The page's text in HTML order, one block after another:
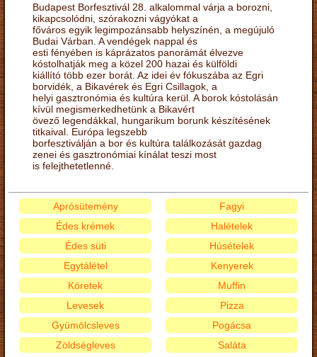
Budapest Borfesztivál 28. alkalommal várja a borozni,
kikapcsolódni, szórakozni vágyókat a
főváros egyik legimpozánsabb helyszínén, a megújuló
Budai Várban. A vendégek nappal és
esti fényében is káprázatos panorámát élvezve
kóstolhatják meg a közel 200 hazai és külföldi
kiállító több ezer borát. Az idei év fókuszába az Egri
borvidék, a Bikavérek és Egri Csillagok, a
helyi gasztronómia és kultúra kerül. A borok kóstolásán
kívül megismerkedhetünk a Bikavért
övező legendákkal, hungarikum borunk készítésének
titkaival. Európa legszebb
borfesztiválján a bor és kultúra találkozását gazdag
zenei és gasztronómiai kínálat teszi most
is felejthetetlenné.
Aprósütemény
Édes krémek
Édes süti
Egytálétel
Fagyi
Halételek
Húsételek
Kenyerek
Köretek
Levesek
Gyümölcsleves
Zöldségleves
Muffin
Pizza
Pogácsa
Saláta